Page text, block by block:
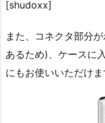
[shudoxx]
また、コネクタ部分
あるため)、ケースに
にもお使いいただけま